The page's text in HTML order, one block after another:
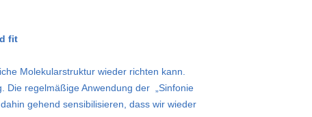
fit
Molekularstruktur wieder richten kann.
Die regelmäßige Anwendung der „Sinfonie
gehend sensibilisieren, dass wir wieder